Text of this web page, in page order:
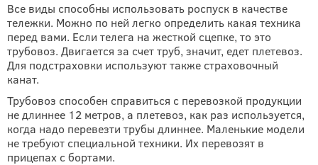
Все виды способны использовать роспуск в качестве
тележки. Можно по ней легко определить какая техника
перед вами. Если телега на жесткой сцепке, то это
трубовоз. Двигается за счет труб, значит, едет плетевоз.
Для подстраховки используют также страховочный
канат.
Трубовоз способен справиться с перевозкой продукции
не длиннее 12 метров, а плетевоз, как раз используется,
когда надо перевезти трубы длиннее. Маленькие модели
не требуют специальной техники. Их перевозят в
прицепах с бортами.